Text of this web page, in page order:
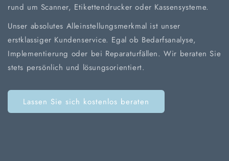
rund um Scanner, Etikettendrucker oder Kassensysteme.
Unser absolutes Alleinstellungsmerkmal ist unser
erstklassiger Kundenservice. Egal ob Bedarfsanalyse,
Implementierung oder bei Reparaturfällen. Wir beraten Sie
stets persönlich und lösungsorientiert.
Lassen Sie sich kostenlos beraten